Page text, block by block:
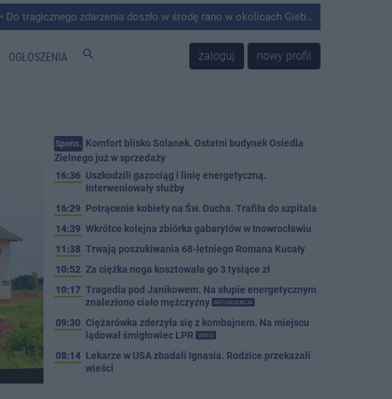
• Do tragicznego zdarzenia doszło w środę rano w okolicach Giebni koło Janikowa. Wówczas na słupie energetycznym odnaleziono ciało mężczyzny.
OGŁOSZENIA search zaloguj nowy profil
Spons. Komfort blisko Solanek. Ostatni budynek Osiedla
Zielnego już w sprzedaży
16:36 Uszkodzili gazociąg i linię energetyczną.
Interweniowały służby
16:29 Potrącenie kobiety na Św. Ducha. Trafiła do szpitala
14:39 Wkrótce kolejna zbiórka gabarytów w Inowrocławiu
11:38 Trwają poszukiwania 68-letniego Romana Kucały
10:52 Za ciężka noga kosztowała go 3 tysiące zł
10:17 Tragedia pod Janikowem. Na słupie energetycznym
znaleziono ciało mężczyzny
AKTUALIZACJA
09:30 Ciężarówka zderzyła się z kombajnem. Na miejscu
lądował śmigłowiec LPR
VIDEO
08:14 Lekarze w USA zbadali Ignasia. Rodzice przekazali
wieści